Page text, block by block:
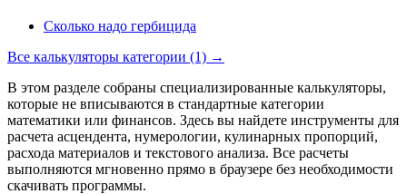
Сколько надо гербицида
Все калькуляторы категории (1) →
В этом разделе собраны специализированные калькуляторы,
которые не вписываются в стандартные категории
математики или финансов. Здесь вы найдете инструменты для
расчета асцендента, нумерологии, кулинарных пропорций,
расхода материалов и текстового анализа. Все расчеты
выполняются мгновенно прямо в браузере без необходимости
скачивать программы.